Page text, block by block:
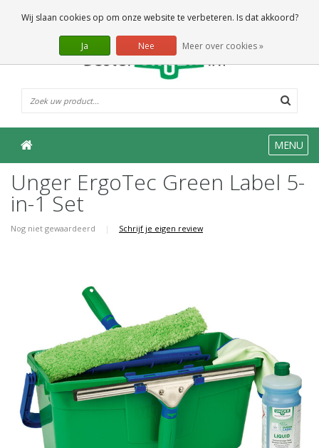
0 Artikelen
MENU
Unger ErgoTec Green Label 5-
in-1 Set
Nog niet gewaardeerd | Schrijf je eigen review
Wij slaan cookies op om onze website te verbeteren. Is dat akkoord?
Ja Nee Meer over cookies »